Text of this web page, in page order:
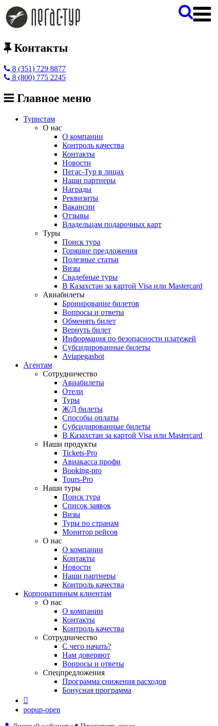
Контакты
8 (351) 729 8877
8 (800) 775 2245
Главное меню
Туристам
О нас
О компании
Контроль качества
Контакты
Новости
Пегас-Тур в лицах
Наши партнеры
Награды
Реквизиты
Вакансии
Отзывы
Владельцам подарочных карт
Туры
Поиск тура
Горящие предложения
Полезные статьи
Визы
Свадебные туры
В Казахстан за картой Visa или Masterсard
Авиабилеты
Бронирование билетов
Вопросы и ответы
Обменять билет
Вернуть билет
Информация по безопасности платежей
Субсидированные билеты
Aviapegasbot
Агентам
Сотрудничество
Авиабилеты
Отели
Туры
Ж/Д билеты
Способы оплаты
Субсидированные билеты
В Казахстан за картой Visa или Masterсard
Наши продукты
Tickets-Pro
Авиакасса профи
Booking-pro
Tours-Pro
Наши туры
Поиск тура
Список заявок
Визы
Туры по странам
Монитор рейсов
О нас
О компании
Контакты
Новости
Наши партнеры
Контроль качества
Корпоративным клиентам
О нас
О компании
Контакты
Контроль качества
Сотрудничество
С чего начать?
Нам доверяют
Вопросы и ответы
Спецпредложения
Программа снижения расходов
Бонусная программа

popup-open